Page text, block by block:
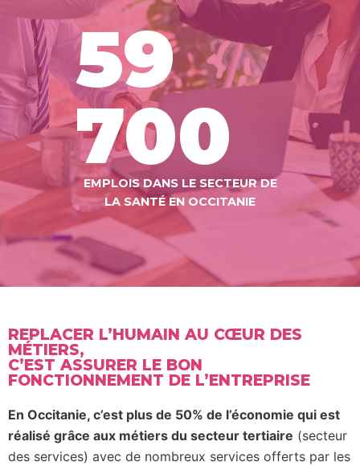
59
700
EMPLOIS DANS LE SECTEUR DE
LA SANTÉ EN OCCITANIE
REPLACER L’HUMAIN AU CŒUR DES
MÉTIERS,
C’EST ASSURER LE BON
FONCTIONNEMENT DE L’ENTREPRISE
En Occitanie, c’est plus de 50% de l’économie qui est
réalisé grâce aux métiers du secteur tertiaire (secteur
des services) avec de nombreux services offerts par les